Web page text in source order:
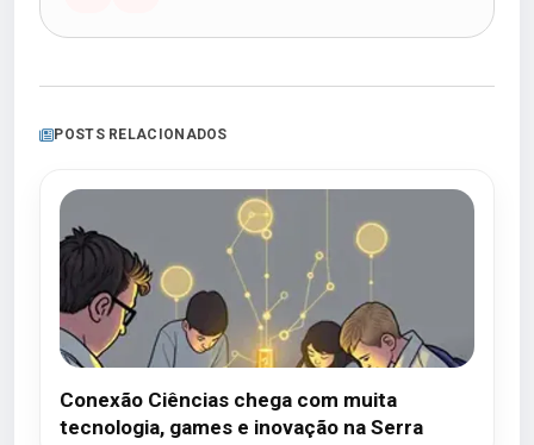
POSTS RELACIONADOS
Conexão Ciências chega com muita
tecnologia, games e inovação na Serra